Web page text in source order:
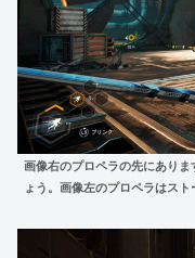
画像右のプロペラの先にあり
ょう。画像左のプロペラはス